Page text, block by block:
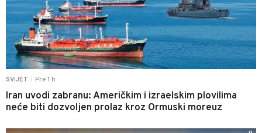
SVIJET Pre 1 h
Iran uvodi zabranu: Američkim i izraelskim plovilima
neće biti dozvoljen prolaz kroz Ormuski moreuz